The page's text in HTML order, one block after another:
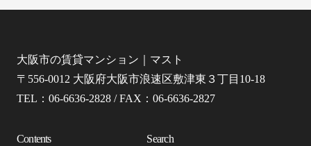
大阪市の賃貸マンション｜マスト
〒556-0012 大阪府大阪市浪速区敷津東３丁目10-18
TEL：06-6636-2828 / FAX：06-6636-2827
Contents Search